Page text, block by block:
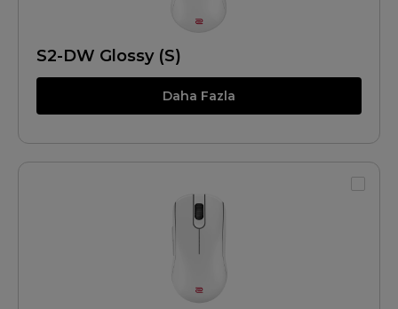
S2-DW Glossy (S)
Daha Fazla